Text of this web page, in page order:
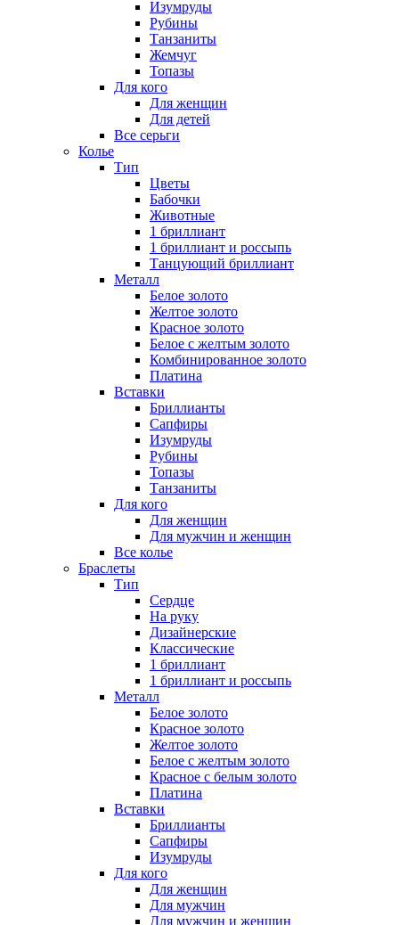
Изумруды
Рубины
Танзаниты
Жемчуг
Топазы
Для кого
Для женщин
Для детей
Все серьги
Колье
Тип
Цветы
Бабочки
Животные
1 бриллиант
1 бриллиант и россыпь
Танцующий бриллиант
Металл
Белое золото
Желтое золото
Красное золото
Белое с желтым золото
Комбинированное золото
Платина
Вставки
Бриллианты
Сапфиры
Изумруды
Рубины
Топазы
Танзаниты
Для кого
Для женщин
Для мужчин и женщин
Все колье
Браслеты
Тип
Сердце
На руку
Дизайнерские
Классические
1 бриллиант
1 бриллиант и россыпь
Металл
Белое золото
Красное золото
Желтое золото
Белое с желтым золото
Красное с белым золото
Платина
Вставки
Бриллианты
Сапфиры
Изумруды
Для кого
Для женщин
Для мужчин
Для мужчин и женщин